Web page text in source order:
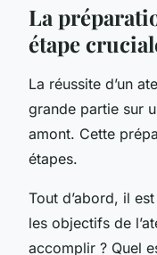
La
étape
La réussite d’un
grande partie sur
amont. Cette
étapes.
Tout d’abord, il
les objectifs de
accomplir ? Quel